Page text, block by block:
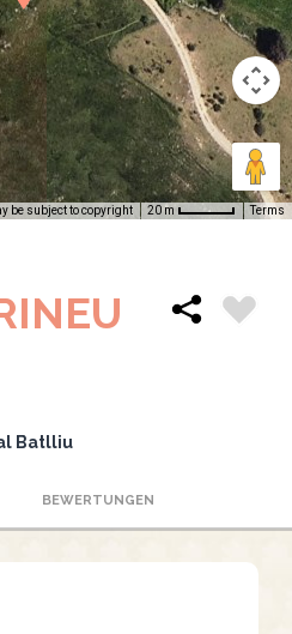
be subject to copyright 20 m Terms
Batlliu
BEWERTUNGEN